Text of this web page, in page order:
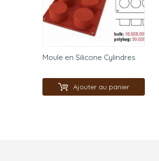
Moule en Silicone Cylindres
Ajouter au panier